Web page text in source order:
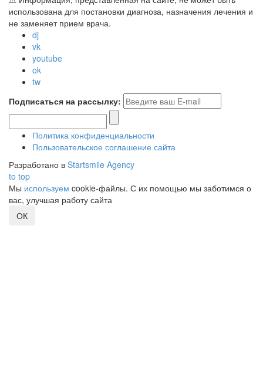
использована для постановки диагноза, назначения лечения и
не заменяет прием врача.
dj
vk
youtube
ok
tw
Подписаться на рассылку:
Политика конфиденциальности
Пользовательское соглашение сайта
Разработано в Startsmile Agency
to top
Мы используем cookie-файлы. С их помощью мы заботимся о
вас, улучшая работу сайта
ОК